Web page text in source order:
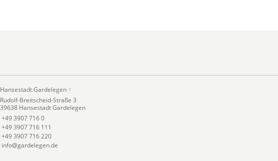
Hansestadt Gardelegen
Rudolf-Breitscheid-Straße 3
39638 Hansestadt Gardelegen
+49 3907 716 0
+49 3907 716 111
+49 3907 716 220
info@gardelegen.de